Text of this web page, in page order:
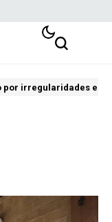
por irregularidades en